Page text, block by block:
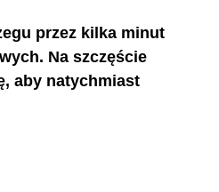
przez kilka minut
Na szczęście
aby natychmiast